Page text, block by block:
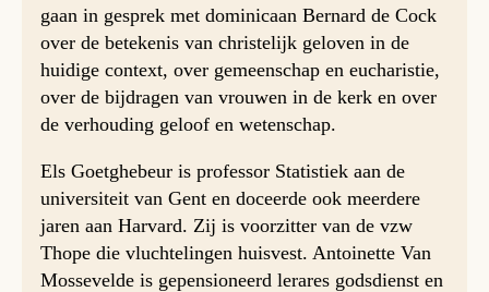
gaan in gesprek met dominicaan Bernard de Cock
over de betekenis van christelijk geloven in de
huidige context, over gemeenschap en eucharistie,
over de bijdragen van vrouwen in de kerk en over
de verhouding geloof en wetenschap.
Els Goetghebeur is professor Statistiek aan de
universiteit van Gent en doceerde ook meerdere
jaren aan Harvard. Zij is voorzitter van de vzw
Thope die vluchtelingen huisvest. Antoinette Van
Mossevelde is gepensioneerd lerares godsdienst en